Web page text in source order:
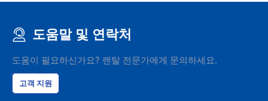
도움말 및 연락처
도움이 필요하신가요? 렌탈 전문가에게 문의하세요.
고객 지원